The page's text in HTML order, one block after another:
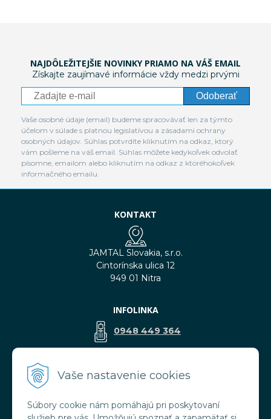
Vaše nastavenie cookies
Súbory cookie nám pomáhajú pri poskytovaní
NAJDÔLEŽITEJŠIE NOVINKY PRIAMO NA VÁŠ EMAIL
Získajte zaujímavé informácie vždy medzi prvými
Odoberať
Vaše osobné údaje (email) budeme spracovávať len za týmto
účelom v súlade s platnou legislatívou a zásadami ochrany
osobných údajov. Súhlas potvrdíte kliknutím na odkaz, ktorý
vám pošleme na váš email. Súhlas môžete kedykoľvek odvolať
písomne, emailom alebo kliknutím na odkaz z ktoréhokoľvek
informačného emailu.
KONTAKT
JAMTAL Slovakia, s.r.o.
Cintorínska ulica 12
949 01 Nitra
INFOLINKA
0948 449 364
VŠETKO O NÁKUPE